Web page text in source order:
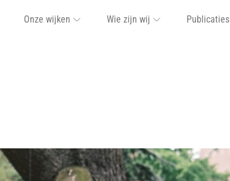
Onze wijken Wie zijn wij Publicaties